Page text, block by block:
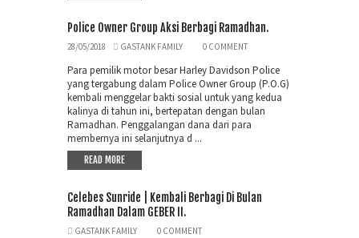
Police Owner Group Aksi Berbagi Ramadhan.
28/05/2018 GASTANK FAMILY 0 COMMENT
Para pemilik motor besar Harley Davidson Police
yang tergabung dalam Police Owner Group (P.O.G)
kembali menggelar bakti sosial untuk yang kedua
kalinya di tahun ini, bertepatan dengan bulan
Ramadhan. Penggalangan dana dari para
membernya ini selanjutnya d ...
READ MORE
Celebes Sunride | Kembali Berbagi Di Bulan
Ramadhan Dalam GEBER II.
GASTANK FAMILY 0 COMMENT